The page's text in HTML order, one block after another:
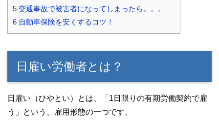
5 交通事故で被害者になってしまったら。。。
6 自動車保険を安くするコツ！
日雇い労働者とは？
日雇い（ひやとい）とは、「1日限りの有期労働契約で雇
う」という、雇用形態の一つです。